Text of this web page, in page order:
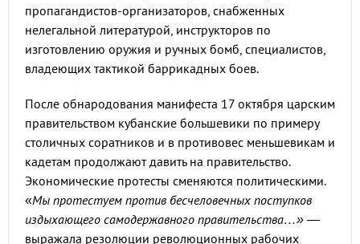
пропагандистов-организаторов, снабженных
нелегальной литературой, инструкторов по
изготовлению оружия и ручных бомб, специалистов,
владеющих тактикой баррикадных боев.
После обнародования манифеста 17 октября царским
правительством кубанские большевики по примеру
столичных соратников и в противовес меньшевикам и
кадетам продолжают давить на правительство.
Экономические протесты сменяются политическими.
«Мы протестуем против бесчеловечных поступков
издыхающего самодержавного правительства…» —
выражала резолюции революционных рабочих